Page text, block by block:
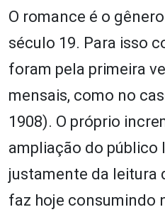
O romance é o
século 19. Para isso
foram pela primeira
mensais, como no
1908). O próprio
ampliação do público
justamente da leitura
faz hoje consumindo